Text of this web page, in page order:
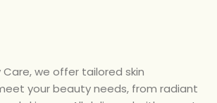
we offer tailored skin
your beauty needs, from radiant